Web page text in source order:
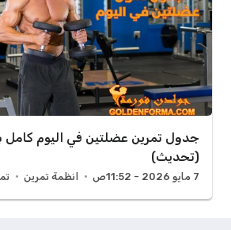
جدول تمرين عضلتين في اليوم كامل
(تحديث)
7 مايو 2026 - 11:52ص انظمة تمرين